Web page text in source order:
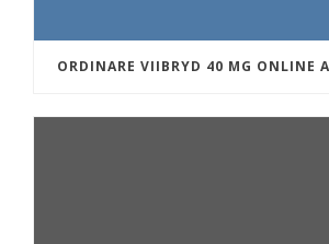
ORDINARE VIIBRYD 40 MG ONLINE